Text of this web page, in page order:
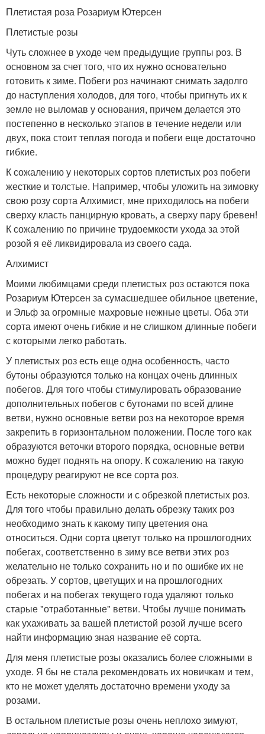
Плетистая роза Розариум Ютерсен
Плетистые розы
Чуть сложнее в уходе чем предыдущие группы роз. В
основном за счет того, что их нужно основательно
готовить к зиме. Побеги роз начинают снимать задолго
до наступления холодов, для того, чтобы пригнуть их к
земле не выломав у основания, причем делается это
постепенно в несколько этапов в течение недели или
двух, пока стоит теплая погода и побеги еще достаточно
гибкие.
К сожалению у некоторых сортов плетистых роз побеги
жесткие и толстые. Например, чтобы уложить на зимовку
свою розу сорта Алхимист, мне приходилось на побеги
сверху класть панцирную кровать, а сверху пару бревен!
К сожалению по причине трудоемкости ухода за этой
розой я её ликвидировала из своего сада.
Алхимист
Моими любимцами среди плетистых роз остаются пока
Розариум Ютерсен за сумасшедшее обильное цветение,
и Эльф за огромные махровые нежные цветы. Оба эти
сорта имеют очень гибкие и не слишком длинные побеги
с которыми легко работать.
У плетистых роз есть еще одна особенность, часто
бутоны образуются только на концах очень длинных
побегов. Для того чтобы стимулировать образование
дополнительных побегов с бутонами по всей длине
ветви, нужно основные ветви роз на некоторое время
закрепить в горизонтальном положении. После того как
образуются веточки второго порядка, основные ветви
можно будет поднять на опору. К сожалению на такую
процедуру реагируют не все сорта роз.
Есть некоторые сложности и с обрезкой плетистых роз.
Для того чтобы правильно делать обрезку таких роз
необходимо знать к какому типу цветения она
относиться. Одни сорта цветут только на прошлогодних
побегах, соответственно в зиму все ветви этих роз
желательно не только сохранить но и по ошибке их не
обрезать. У сортов, цветущих и на прошлогодних
побегах и на побегах текущего года удаляют только
старые "отработанные" ветви. Чтобы лучше понимать
как ухаживать за вашей плетистой розой лучше всего
найти информацию зная название её сорта.
Для меня плетистые розы оказались более сложными в
уходе. Я бы не стала рекомендовать их новичкам и тем,
кто не может уделять достаточно времени уходу за
розами.
В остальном плетистые розы очень неплохо зимуют,